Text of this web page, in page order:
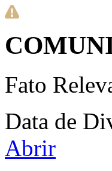
Fato
Data de
Abrir